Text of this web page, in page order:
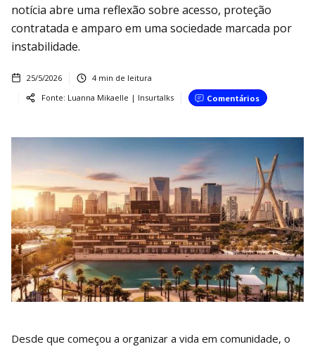
notícia abre uma reflexão sobre acesso, proteção
contratada e amparo em uma sociedade marcada por
instabilidade.
25/5/2026 4min de leitura
Fonte: Luanna Mikaelle | Insurtalks Comentários
Desde que começou a organizar a vida em comunidade, o